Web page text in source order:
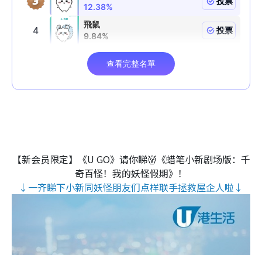
【新会员限定】《U GO》请你睇👹《蜡笔小新剧场版：千
奇百怪！我的妖怪假期》！
↓一齐睇下小新同妖怪朋友们点样联手拯救屋企人啦↓